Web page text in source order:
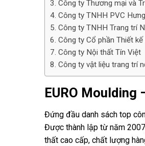
Công ty Thương mại và
Công ty TNHH PVC
Công ty TNHH Trang trí
Công ty Cổ phần Thiết
Công ty Nội thất Tín Việt
Công ty vật liệu trang trí
EURO
Đứng đầu danh sách top
Được thành lập từ năm
thất cao cấp, chất lượng